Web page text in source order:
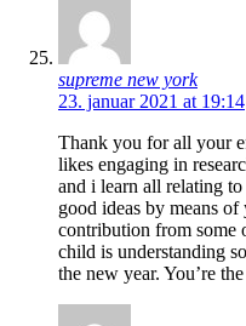
supreme new york
23. januar 2021 at 19:14
Thank you for all your
likes engaging in
and i learn all relating
good ideas by means
contribution from some
child is understanding
the new year. You’re